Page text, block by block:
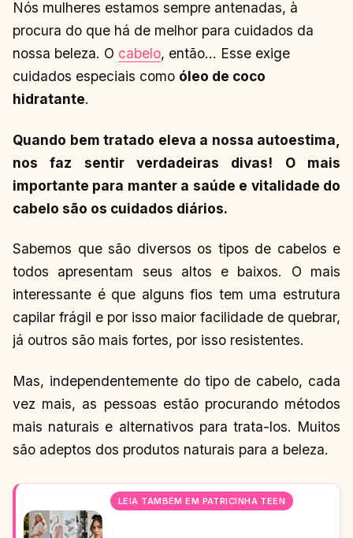
Nós mulheres estamos sempre antenadas, à
procura do que há de melhor para cuidados da
nossa beleza. O cabelo, então… Esse exige
cuidados especiais como óleo de coco
hidratante.
Quando bem tratado eleva a nossa autoestima,
nos faz sentir verdadeiras divas! O mais
importante para manter a saúde e vitalidade do
cabelo são os cuidados diários.
Sabemos que são diversos os tipos de cabelos e
todos apresentam seus altos e baixos. O mais
interessante é que alguns fios tem uma estrutura
capilar frágil e por isso maior facilidade de quebrar,
já outros são mais fortes, por isso resistentes.
Mas, independentemente do tipo de cabelo, cada
vez mais, as pessoas estão procurando métodos
mais naturais e alternativos para trata-los. Muitos
são adeptos dos produtos naturais para a beleza.
LEIA TAMBÉM EM PATRICINHA TEEN